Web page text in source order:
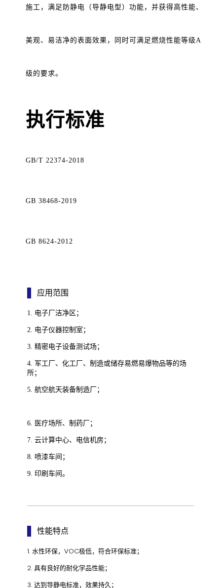
施工，满足防静电（导静电型）功能，并获得高性能、
美观、易洁净的表面效果，同时可满足燃烧性能等级A
级的要求。
执行标准
GB/T 22374-2018
GB 38468-2019
GB 8624-2012
应用范围
1. 电子厂洁净区；
2. 电子仪器控制室；
3. 精密电子设备测试场；
4. 军工厂、化工厂、制造或储存易燃易爆物品等的场
所；
5. 航空航天装备制造厂；
6. 医疗场所、制药厂；
7. 云计算中心、电信机房；
8. 喷漆车间；
9. 印刷车间。
性能特点
1. 水性环保，VOC极低，符合环保标准；
2. 具有良好的耐化学品性能；
3. 达到导静电标准，效果持久；